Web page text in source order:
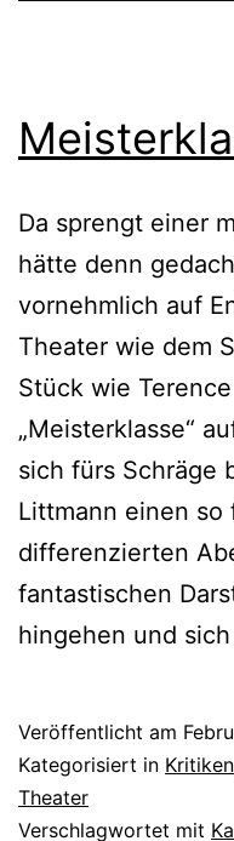
Da sprengt einer
hätte denn
vornehmlich auf
Theater wie dem
Stück wie
„Meisterklasse“
sich fürs Schräge
Littmann einen so
differenzierten
fantastischen
hingehen und
Veröffentlicht am
Kategorisiert in Kritiken
Theater
Verschlagwortet mit